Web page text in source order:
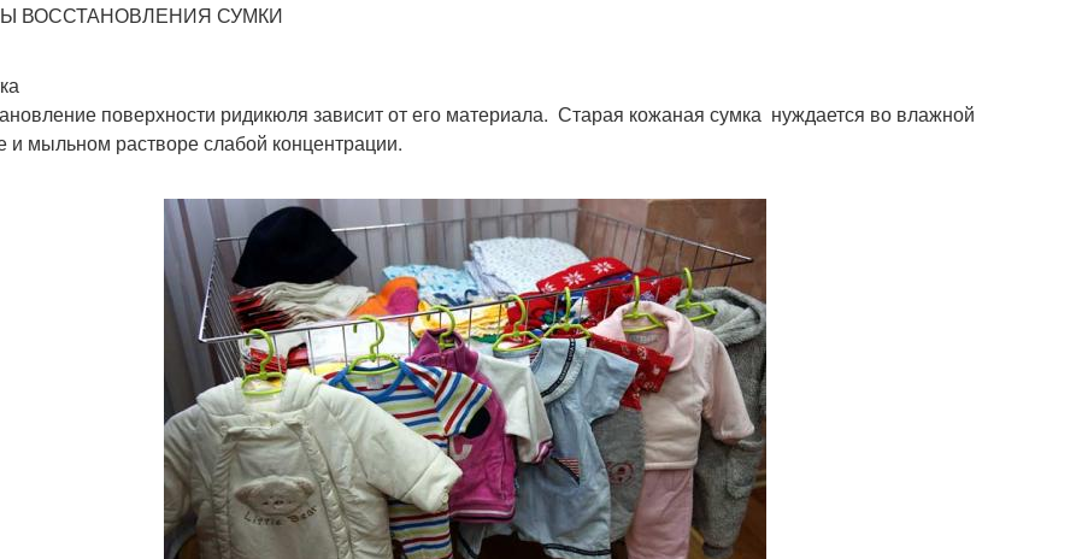
ВОССТАНОВЛЕНИЯ СУМКИ
поверхности ридикюля зависит от его материала. Старая кожаная сумка нуждается во влажной
и мыльном растворе слабой концентрации.